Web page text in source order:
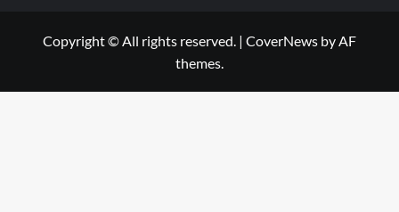
Copyright © All rights reserved. | CoverNews by AF
themes.